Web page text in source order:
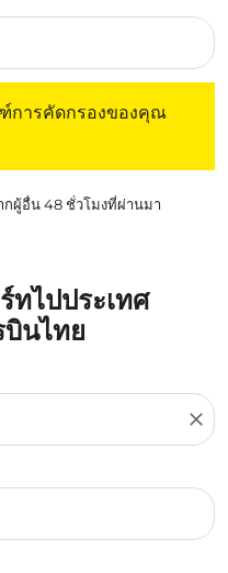
การคัดกรองของคุณ
ผู้อื่น 48 ชั่วโมงที่ผ่านมา
ทไปประเทศ
นไทย
close